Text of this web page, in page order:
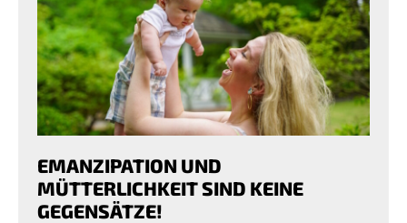
EMANZIPATION UND
MÜTTERLICHKEIT SIND KEINE
GEGENSÄTZE!